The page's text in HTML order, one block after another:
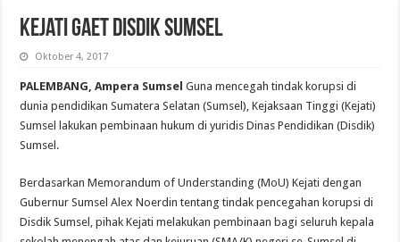
Kejati Gaet Disdik Sumsel
Oktober 4, 2017
PALEMBANG, Ampera SumselGuna mencegah tindak korupsi di
dunia pendidikan Sumatera Selatan (Sumsel), Kejaksaan Tinggi (Kejati)
Sumsel lakukan pembinaan hukum di yuridis Dinas Pendidikan (Disdik)
Sumsel.
Berdasarkan Memorandum of Understanding (MoU) Kejati dengan
Gubernur Sumsel Alex Noerdin tentang tindak pencegahan korupsi di
Disdik Sumsel, pihak Kejati melakukan pembinaan bagi seluruh kepala